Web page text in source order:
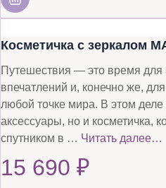
Косметичка с зеркалом
Путешествия — это время
впечатлений и, конечно же,
любой точке мира. В этом
аксессуары, но и косметичка,
спутником в … Читать далее…
15 690 ₽